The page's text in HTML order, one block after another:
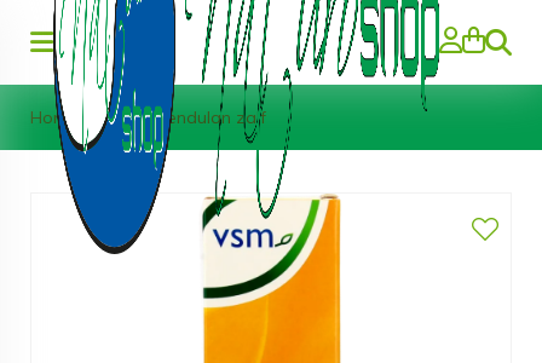
Zoeken
Home > VSM Calendulan zalf